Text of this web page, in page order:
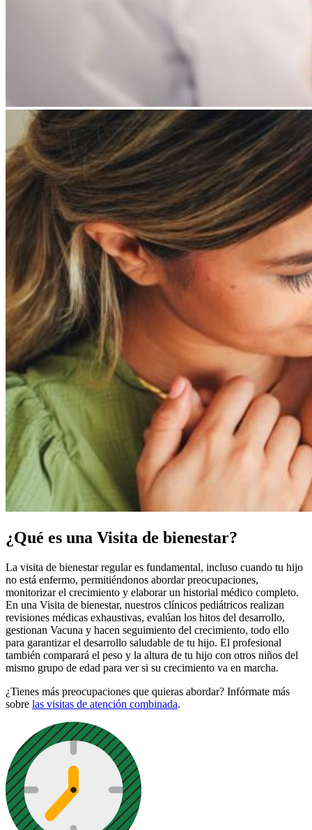
¿Qué es una Visita de bienestar?
La visita de bienestar regular es fundamental, incluso cuando tu hijo
no está enfermo, permitiéndonos abordar preocupaciones,
monitorizar el crecimiento y elaborar un historial médico completo.
En una Visita de bienestar, nuestros clínicos pediátricos realizan
revisiones médicas exhaustivas, evalúan los hitos del desarrollo,
gestionan Vacuna y hacen seguimiento del crecimiento, todo ello
para garantizar el desarrollo saludable de tu hijo. El profesional
también comparará el peso y la altura de tu hijo con otros niños del
mismo grupo de edad para ver si su crecimiento va en marcha.
¿Tienes más preocupaciones que quieras abordar? Infórmate más
sobre las visitas de atención combinada.